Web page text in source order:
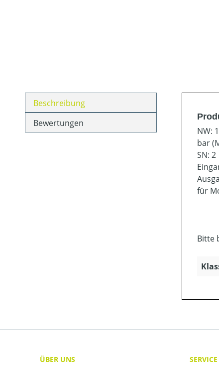
Beschreibung
Bewertungen
NW:
bar
SN: 2
für
Bitte
ÜBER UNS
SERVICE